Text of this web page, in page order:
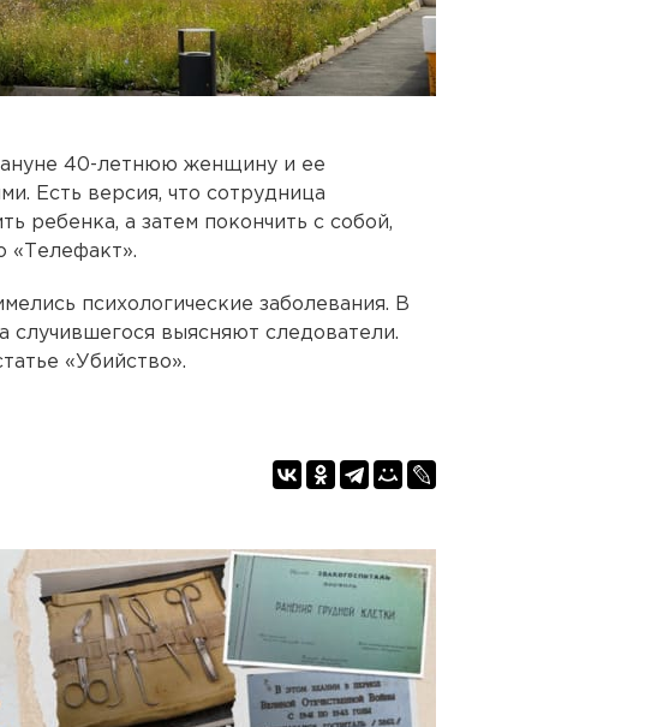
40-летнюю женщину и ее
Есть версия, что сотрудница
ребенка, а затем покончить с собой,
«Телефакт».
психологические заболевания. В
случившегося выясняют следователи.
«Убийство».